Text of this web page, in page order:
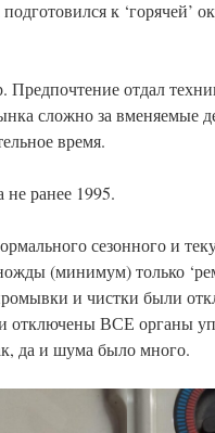
к ‘горячей’
отдал
сложно за вменяемые
время.
ранее 1995.
сезонного и
(минимум) только
и чистки были
отключены ВСЕ органы
да и шума было много.